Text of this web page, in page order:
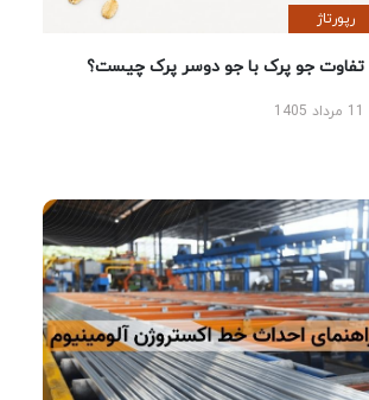
رپورتاژ
تفاوت جو پرک با جو دوسر پرک چیست؟